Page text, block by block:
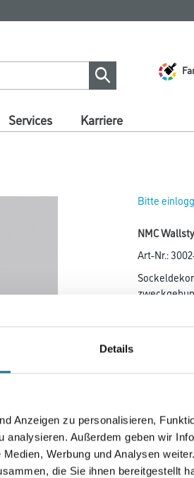
Details
Anzeigen zu personalisieren,
analysieren. Außerdem geben wir
Werbung und Analysen
die Sie ihnen bereitgestellt
Services Karriere
Bitte
NMC
Art-Nr.: